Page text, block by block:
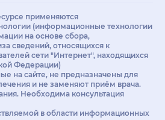
применяются
(информационные технологии
на основе сбора,
сведений, относящихся к
сети "Интернет", находящихся
Федерации)
на сайте, не предназначены для
и не заменяют приём врача.
Необходима консультация
в области информационных